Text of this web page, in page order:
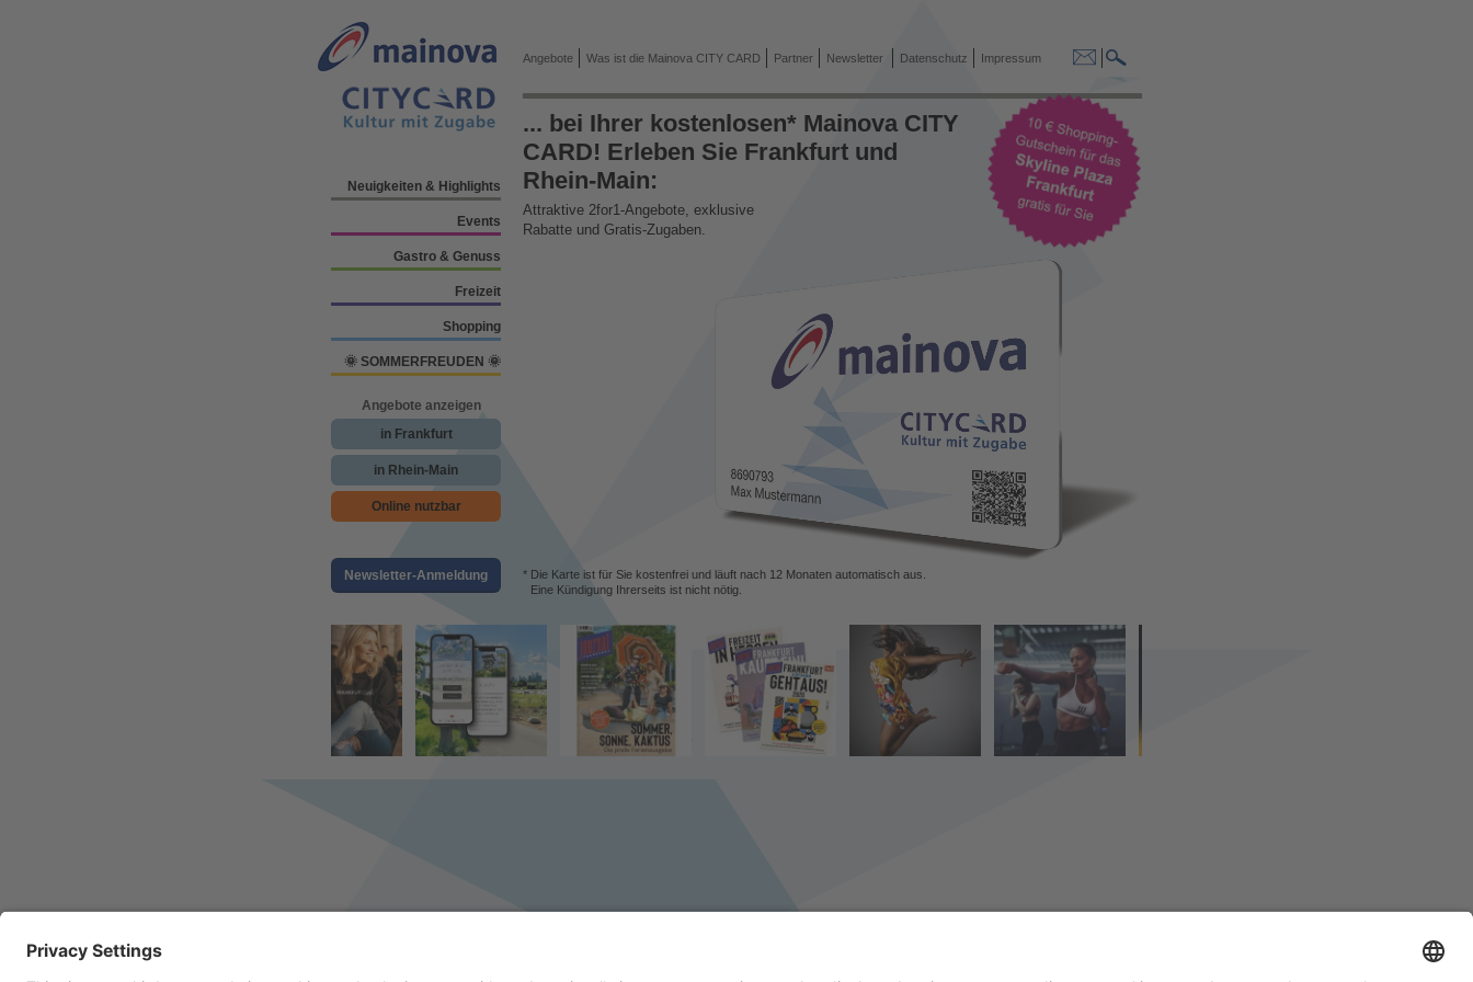
Neuigkeiten & Highlights
Events
Gastro & Genuss
Freizeit
Shopping
🌞 SOMMERFREUDEN 🌞
Angebote anzeigen
in Frankfurt
in Rhein-Main
Online nutzbar
Angebote Was ist die Mainova CITY CARD Partner Newsletter Datenschutz Impressum
... bei Ihrer kostenlosen* Mainova CITY
CARD! Erleben Sie Frankfurt und
Rhein-Main:
Attraktive 2for1-Angebote, exklusive
Rabatte und Gratis-Zugaben.
* Die Karte ist für Sie kostenfrei und läuft nach 12 Monaten automatisch aus.
Eine Kündigung Ihrerseits ist nicht nötig.